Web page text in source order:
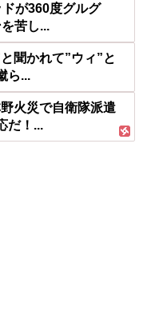
が360度グルグ
苦し...
聞かれて”ウィ”と
ら...
火災で自衛隊派遣
だ！...